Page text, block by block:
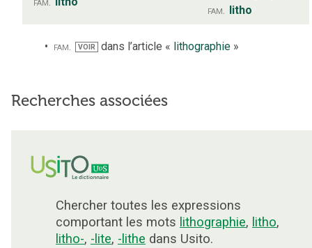
fam. litho
fam. VOIR dans l’article « lithographie»
Recherches associées
Chercher toutes les expressions
comportant les mots lithographie, litho,
litho-, -lite, -lithe dans Usito.